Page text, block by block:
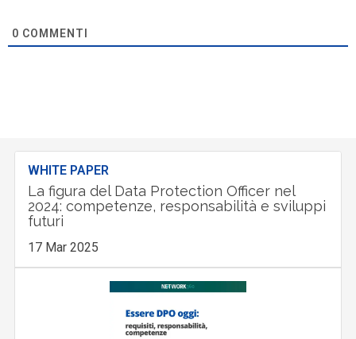
0 COMMENTI
WHITE PAPER
La figura del Data Protection Officer nel
2024: competenze, responsabilità e sviluppi
futuri
17 Mar 2025